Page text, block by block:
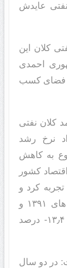
عایدش
کلان این
احمدی
رتبه جهانی فضای کسب
کلان نفتی
نرخ رشد
از سال ۱۳۹۰ شروع به کاهش
نمود و در سال های ۱۳۹۱ و ۱۳۹۲ اقتصاد کشور
منفی ۶٫۸ و منفی ۱٫۹ را تجربه کرد و
نرخ رشد سرمایه گذاری در سال‌ های ۱۳۹۱ و
۱۳۹۲ به ترتیب به ۲۱٫۹- درصد و ۱۳٫۴- درصد
در دو سال